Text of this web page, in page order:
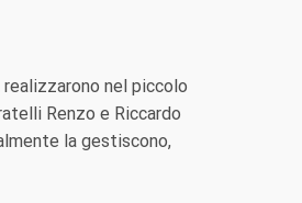
realizzarono nel piccolo
Renzo e Riccardo
la gestiscono,